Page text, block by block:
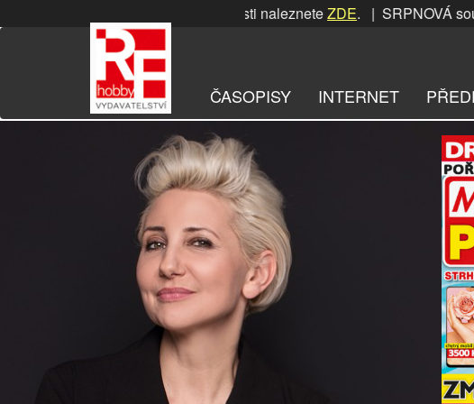
na
soutěž! Podrobnosti nalezneteZDE. | SRPNOVÁ soutěž!
ČASOPISY INTERNET